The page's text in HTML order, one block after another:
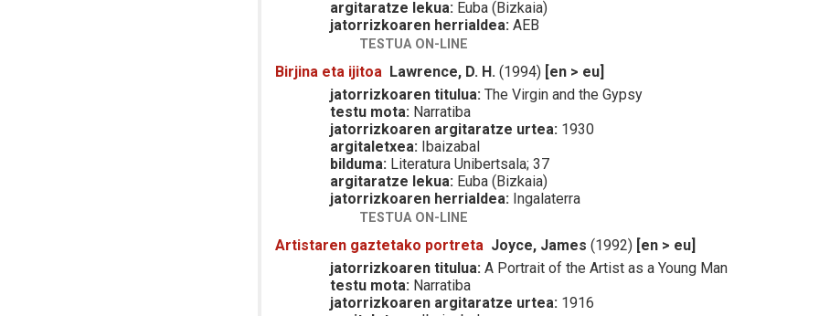
argitaratze lekua: Euba (Bizkaia)
jatorrizkoaren herrialdea: AEB
TESTUA ON-LINE
Birjina eta ijitoa Lawrence, D. H. (1994) [en > eu]
jatorrizkoaren titulua: The Virgin and the Gypsy
testu mota: Narratiba
jatorrizkoaren argitaratze urtea: 1930
argitaletxea: Ibaizabal
bilduma: Literatura Unibertsala; 37
argitaratze lekua: Euba (Bizkaia)
jatorrizkoaren herrialdea: Ingalaterra
TESTUA ON-LINE
Artistaren gaztetako portreta Joyce, James (1992) [en > eu]
jatorrizkoaren titulua: A Portrait of the Artist as a Young Man
testu mota: Narratiba
jatorrizkoaren argitaratze urtea: 1916